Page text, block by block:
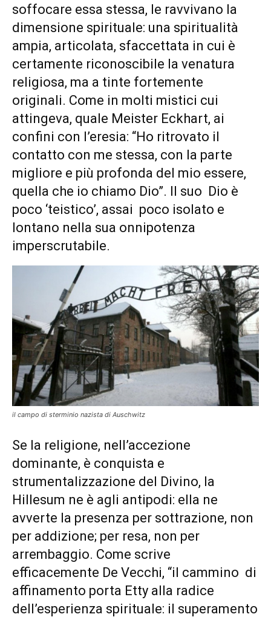
soffocare essa stessa, le ravvivano la
dimensione spirituale: una spiritualità
ampia, articolata, sfaccettata in cui è
certamente riconoscibile la venatura
religiosa, ma a tinte fortemente
originali. Come in molti mistici cui
attingeva, quale Meister Eckhart, ai
confini con l’eresia: “Ho ritrovato il
contatto con me stessa, con la parte
migliore e più profonda del mio essere,
quella che io chiamo Dio”. Il suo Dio è
poco ‘teistico’, assai poco isolato e
lontano nella sua onnipotenza
imperscrutabile.
il campo di sterminio nazista di Auschwitz
Se la religione, nell’accezione
dominante, è conquista e
strumentalizzazione del Divino, la
Hillesum ne è agli antipodi: ella ne
avverte la presenza per sottrazione, non
per addizione; per resa, non per
arrembaggio. Come scrive
efficacemente De Vecchi, “il cammino di
affinamento porta Etty alla radice
dell’esperienza spirituale: il superamento